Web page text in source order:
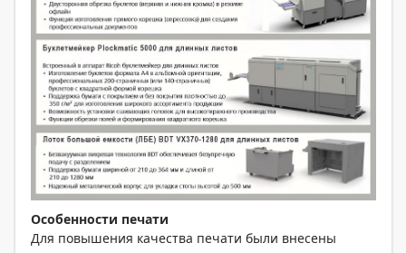
Особенности печати
Для повышения качества печати были внесены